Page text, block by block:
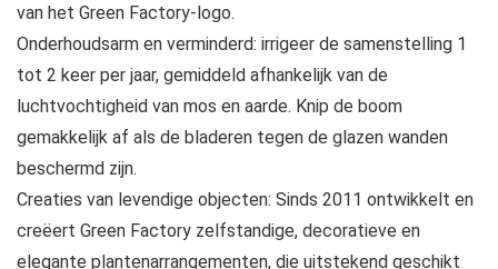
van het Green Factory-logo.
Onderhoudsarm en verminderd: irrigeer de samenstelling 1
tot 2 keer per jaar, gemiddeld afhankelijk van de
luchtvochtigheid van mos en aarde. Knip de boom
gemakkelijk af als de bladeren tegen de glazen wanden
beschermd zijn.
Creaties van levendige objecten: Sinds 2011 ontwikkelt en
creëert Green Factory zelfstandige, decoratieve en
elegante plantenarrangementen, die uitstekend geschikt